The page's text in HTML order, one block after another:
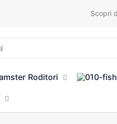
Scopri
Roditori